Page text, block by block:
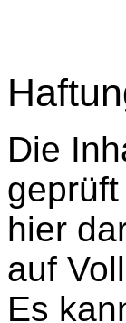
Die
hier
auf
Es